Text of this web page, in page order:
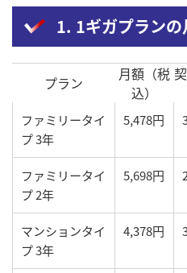
1. 1ギガプラン
プラン
月額（税
込）
ファミリータイ
プ 3年
5,478円
ファミリータイ
プ 2年
5,698円
マンションタイ
プ 3年
4,378円